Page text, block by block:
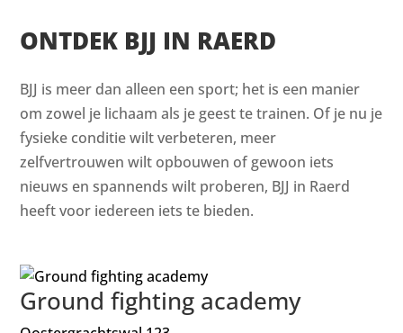
ONTDEK BJJ IN RAERD
BJJ is meer dan alleen een sport; het is een manier
om zowel je lichaam als je geest te trainen. Of je nu je
fysieke conditie wilt verbeteren, meer
zelfvertrouwen wilt opbouwen of gewoon iets
nieuws en spannends wilt proberen, BJJ in Raerd
heeft voor iedereen iets te bieden.
Ground fighting academy